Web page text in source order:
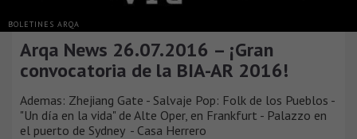
BOLETINES ARQA
Arqa News 26.07.2016 – ¡Gran
convocatoria de la BIA-AR 2016!
Ademas: Zhejiang Gate - Salvaje Pop: Folk de los Pueblos -
"Un día en la vida" de Alte Oper, en Frankfurt - Palazzo en
el puerto de Sydney - Casa Herrero